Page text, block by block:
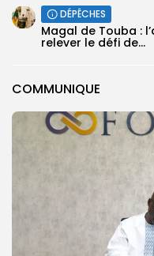
COMMUNIQUE
DÉPÊCHES
Magal de Touba :
relever le défi de...